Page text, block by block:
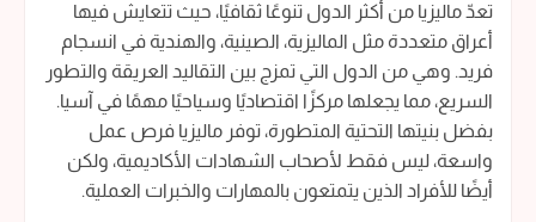
تعدّ ماليزيا من أكثر الدول تنوعًا ثقافيًا، حيث تتعايش فيها
أعراق متعددة مثل الماليزية، الصينية، والهندية في انسجام
فريد. وهي من الدول التي تمزج بين التقاليد العريقة والتطور
السريع، مما يجعلها مركزًا اقتصاديًا وسياحيًا مهمًا في آسيا.
بفضل بنيتها التحتية المتطورة، توفر ماليزيا فرص عمل
واسعة، ليس فقط لأصحاب الشهادات الأكاديمية، ولكن
أيضًا للأفراد الذين يتمتعون بالمهارات والخبرات العملية.